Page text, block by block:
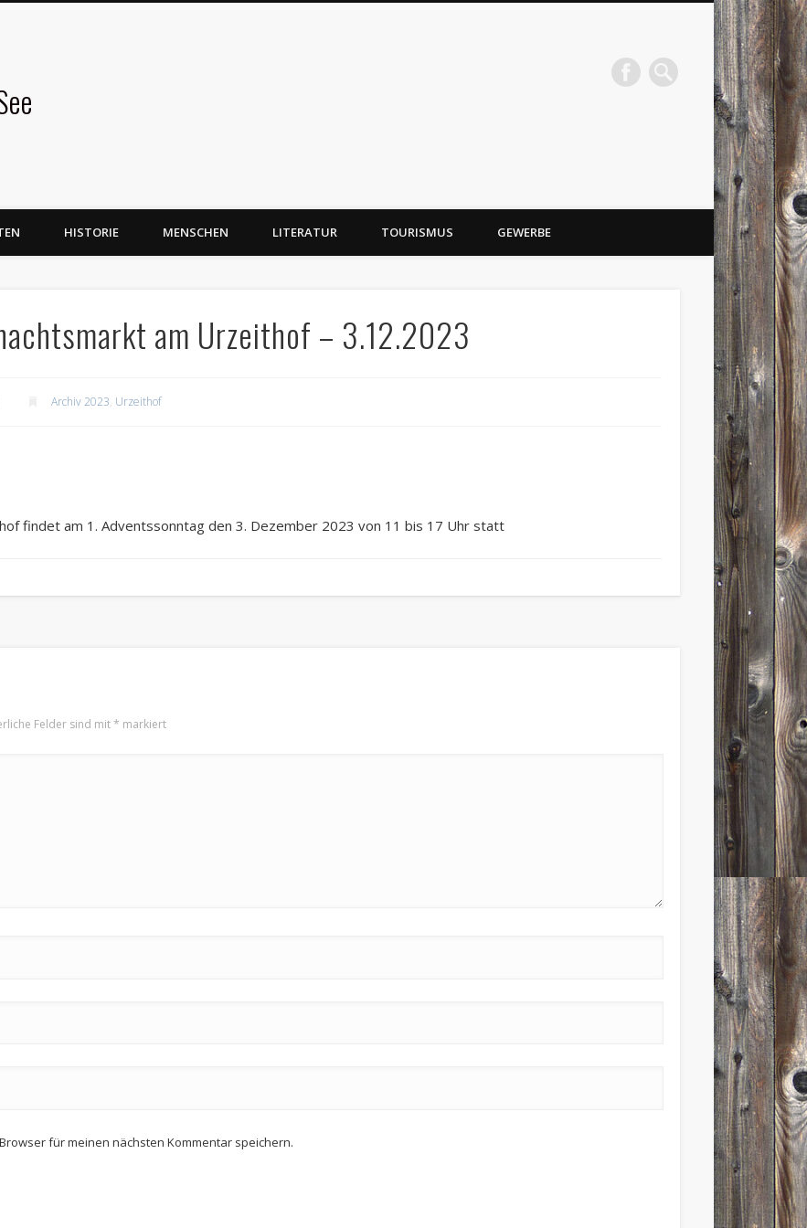
HISTORIE MENSCHEN LITERATUR TOURISMUS GEWERBE
am Urzeithof – 3.12.2023
Archiv 2023, Urzeithof
findet am 1. Adventssonntag den 3. Dezember 2023 von 11 bis 17 Uhr statt
Felder sind mit* markiert
für meinen nächsten Kommentar speichern.